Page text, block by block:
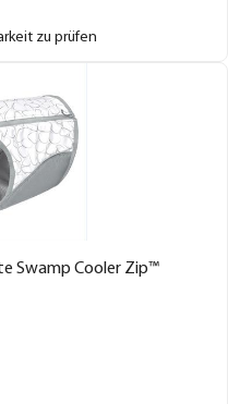
zu prüfen
Swamp Cooler Zip™